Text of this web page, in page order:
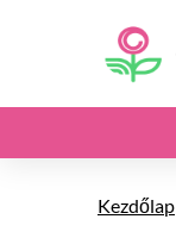
Kezdőlap